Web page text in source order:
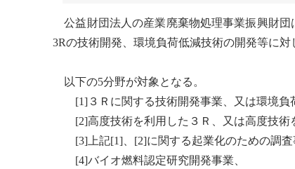
公益財団法人の産業廃棄物処理事業振興財団
3Rの技術開発、環境負荷低減技術の開発等に対
以下の5分野が対象となる。
[1]３Ｒに関する技術開発事業、又は環境負
[2]高度技術を利用した３Ｒ、又は高度技術
[3]上記[1]、[2]に関する起業化のための調査
[4]バイオ燃料認定研究開発事業、